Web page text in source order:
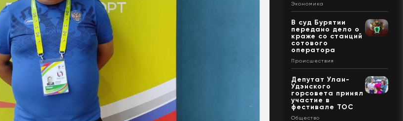
Экономика
В суд Бурятии
передано дело о
краже со станций
сотового
оператора
Происшествия
Депутат Улан-
Удэнского
горсовета принял
участие в
фестивале ТОС
Общество